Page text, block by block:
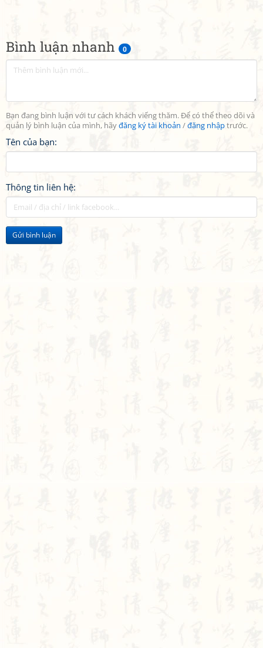
Bình luận nhanh 0
Bạn đang bình luận với tư cách khách viếng thăm. Để có thể theo dõi và
quản lý bình luận của mình, hãyđăng ký tài khoản /đăng nhậptrước.
Tên của bạn:
Thông tin liên hệ:
Gửi bình luận